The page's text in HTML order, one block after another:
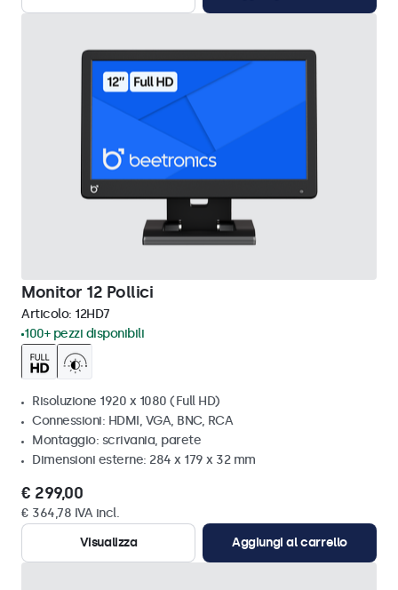
Monitor 12 Pollici
Articolo: 12HD7
100+ pezzi disponibili
Risoluzione 1920 x 1080 (Full HD)
Connessioni: HDMI, VGA, BNC, RCA
Montaggio: scrivania, parete
Dimensioni esterne: 284 x 179 x 32 mm
€ 299,00
€ 364,78 IVA incl.
Visualizza
Aggiungi al carrello